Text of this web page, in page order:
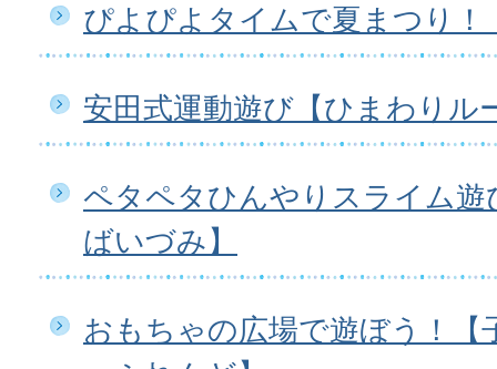
ぴよぴよタイムで夏まつり！
安田式運動遊び【ひまわりル
ペタペタひんやりスライム
ばいづみ】
おもちゃの広場で遊ぼう！【